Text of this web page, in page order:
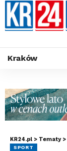
Kraków
KR24.pl > Tematy >
SPORT